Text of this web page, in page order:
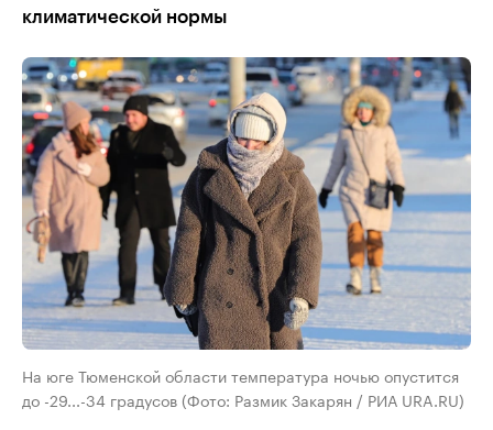
климатической нормы
На юге Тюменской области температура ночью опустится
до -29...-34 градусов (Фото: Размик Закарян / РИА URA.RU)